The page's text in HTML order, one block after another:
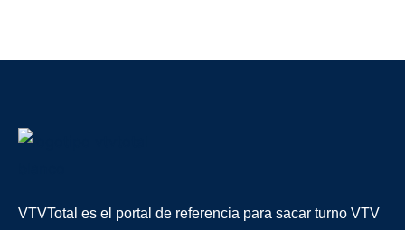
VTVTotal es el portal de referencia para sacar turno VTV